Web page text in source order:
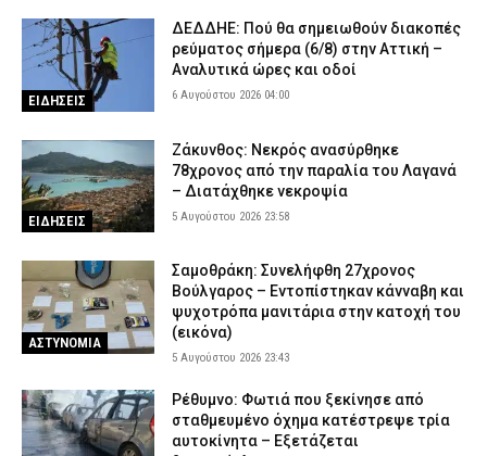
ΕΙΔΗΣΕΙΣ
ΔΕΔΔΗΕ: Πού θα σημειωθούν διακοπές
ρεύματος σήμερα (6/8) στην Αττική –
Αναλυτικά ώρες και οδοί
6 Αυγούστου 2026 04:00
ΕΙΔΗΣΕΙΣ
Ζάκυνθος: Νεκρός ανασύρθηκε
78χρονος από την παραλία του Λαγανά
– Διατάχθηκε νεκροψία
5 Αυγούστου 2026 23:58
ΑΣΤΥΝΟΜΙΑ
Σαμοθράκη: Συνελήφθη 27χρονος
Βούλγαρος – Εντοπίστηκαν κάνναβη και
ψυχοτρόπα μανιτάρια στην κατοχή του
(εικόνα)
5 Αυγούστου 2026 23:43
Ρέθυμνο: Φωτιά που ξεκίνησε από
σταθμευμένο όχημα κατέστρεψε τρία
αυτοκίνητα – Εξετάζεται